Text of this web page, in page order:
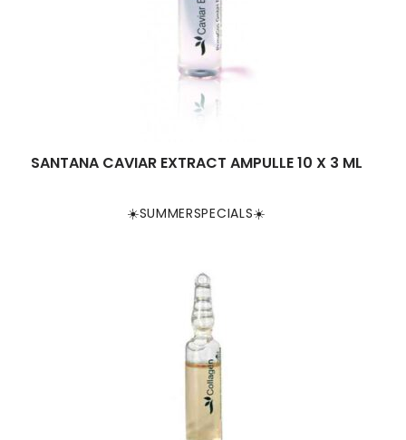
☀️SUMMERSPECIALS☀️
SANTANA CAVIAR EXTRACT AMPULLE 10 X 3 ML